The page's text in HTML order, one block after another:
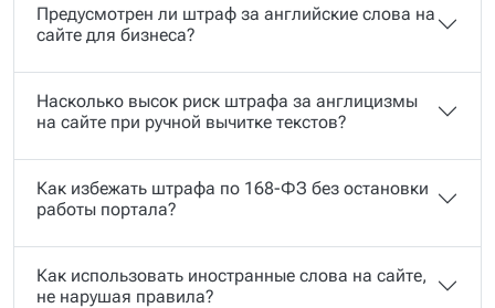
Предусмотрен ли штраф за английские слова на
сайте для бизнеса?
Насколько высок риск штрафа за англицизмы
на сайте при ручной вычитке текстов?
Как избежать штрафа по 168-ФЗ без остановки
работы портала?
Как использовать иностранные слова на сайте,
не нарушая правила?